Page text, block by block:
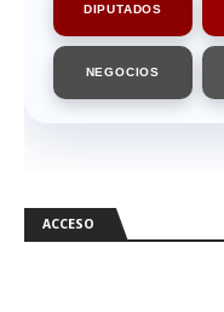
DIPUTADOS
NEGOCIOS
ACCESO